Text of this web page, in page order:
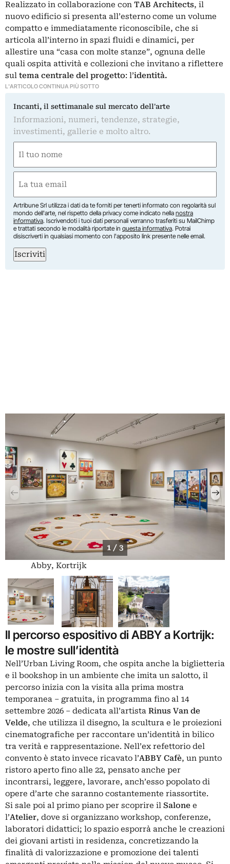
Realizzato in collaborazione con TAB Architects, il
nuovo edificio si presenta all’esterno come un volume
compatto e immediatamente riconoscibile, che si
articola all’interno in spazi fluidi e dinamici, per
allestire una “casa con molte stanze”, ognuna delle
quali ospita attività e collezioni che invitano a riflettere
sul tema centrale del progetto: l’identità.
L'ARTICOLO CONTINUA PIÙ SOTTO
Incanti, il settimanale sul mercato dell'arte
Informazioni, numeri, tendenze, strategie,
investimenti, gallerie e molto altro.
(Obbligatorio)
Nome
(Obbligatorio)
Artribune Srl utilizza i dati da te forniti per tenerti informato con regolarità sul
mondo dell'arte, nel rispetto della privacy come indicato nella nostra
informativa. Iscrivendoti i tuoi dati personali verranno trasferiti su MailChimp
e trattati secondo le modalità riportate in questa informativa. Potrai
disiscriverti in qualsiasi momento con l'apposito link presente nelle email.
Iscriviti
1 / 3
Abby, Kortrijk
Il percorso espositivo di ABBY a Kortrijk:
le mostre sull’identità
Nell’Urban Living Room, che ospita anche la biglietteria
e il bookshop in un ambiente che imita un salotto, il
percorso inizia con la visita alla prima mostra
temporanea – gratuita, in programma fino al 14
settembre 2026 – dedicata all’artista Rinus Van de
Velde, che utilizza il disegno, la scultura e le proiezioni
cinematografiche per raccontare un’identità in bilico
tra verità e rappresentazione. Nell’ex refettorio del
convento è stato invece ricavato l’ABBY Cafè, un punto
ristoro aperto fino alle 22, pensato anche per
incontrarsi, leggere, lavorare, anch’esso popolato di
opere d’arte che saranno costantemente riassortite.
Si sale poi al primo piano per scoprire il Salone e
l’Atelier, dove si organizzano workshop, conferenze,
laboratori didattici; lo spazio esporrà anche le creazioni
dei giovani artisti in residenza, concretizzando la
finalità di valorizzazione e promozione dei talenti